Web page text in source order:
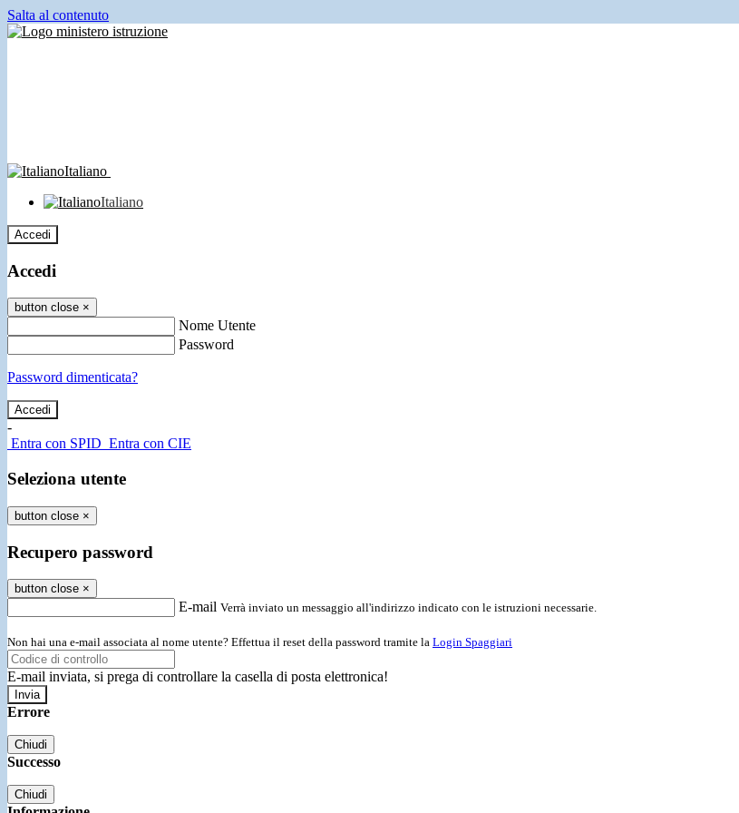
Salta al contenuto
Italiano
Italiano
Accedi
Accedi
button close ×
Nome Utente
Password
Password dimenticata?
-
Entra con SPID Entra con CIE
Seleziona utente
button close ×
Recupero password
button close ×
E-mail Verrà inviato un messaggio all'indirizzo indicato con le istruzioni necessarie.
Non hai una e-mail associata al nome utente? Effettua il reset della password tramite la Login Spaggiari
E-mail inviata, si prega di controllare la casella di posta elettronica!
Errore
Chiudi
Successo
Chiudi